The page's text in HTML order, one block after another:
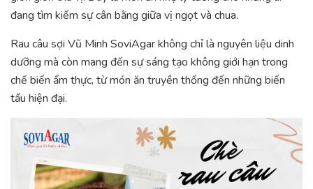
đang tìm kiếm sự cân bằng giữa vị ngọt và chua.
Rau câu sợi Vũ Minh SoviAgar không chỉ là nguyên liệu dinh
dưỡng mà còn mang đến sự sáng tạo không giới hạn trong
chế biến ẩm thực, từ món ăn truyền thống đến những biến
tấu hiện đại.